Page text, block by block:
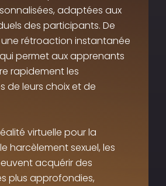
adaptées aux
des participants. De
une rétroaction instantanée
permet aux apprenants
rapidement les
de leurs choix et de
virtuelle pour la
harcèlement sexuel, les
acquérir des
plus approfondies,